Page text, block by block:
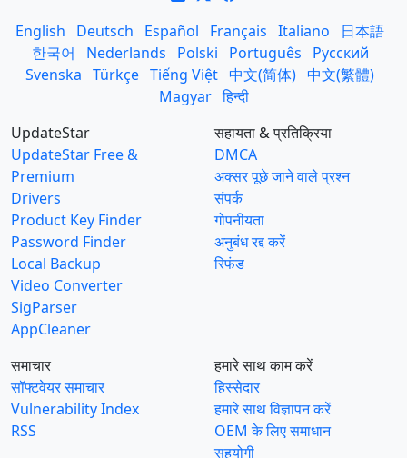
English Deutsch Español Français Italiano
日本語
한국어
Nederlands Polski Português
Русский
Svenska Türkçe Tiếng Việt 中文(简体) 中文(繁體)
Magyar हिन्दी
UpdateStar
UpdateStar Free &
Premium
Drivers
Product Key Finder
Password Finder
Local Backup
Video Converter
SigParser
AppCleaner
सहायता & प्रतिक्रिया
DMCA
अक्सर पूछे जाने वाले प्रश्न
संपर्क
गोपनीयता
अनुबंध रद्द करें
रिफंड
समाचार
सॉफ्टवेयर समाचार
Vulnerability Index
RSS
हमारे साथ काम करें
हिस्सेदार
हमारे साथ विज्ञापन करें
OEM के लिए समाधान
सहयोगी